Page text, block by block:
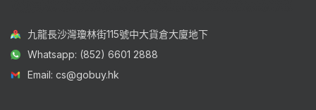
九龍長沙灣瓊林街115號中大貨倉大廈地下
Whatsapp: (852) 6601 2888
Email: cs@gobuy.hk